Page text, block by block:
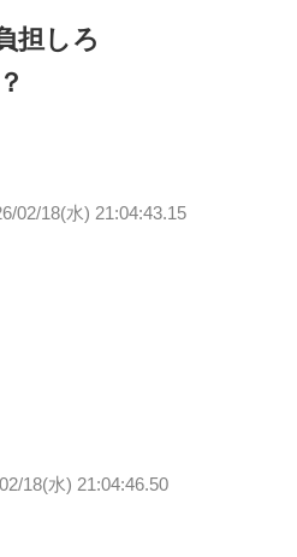
担しろ
02/18(水) 21:04:43.15
18(水) 21:04:46.50